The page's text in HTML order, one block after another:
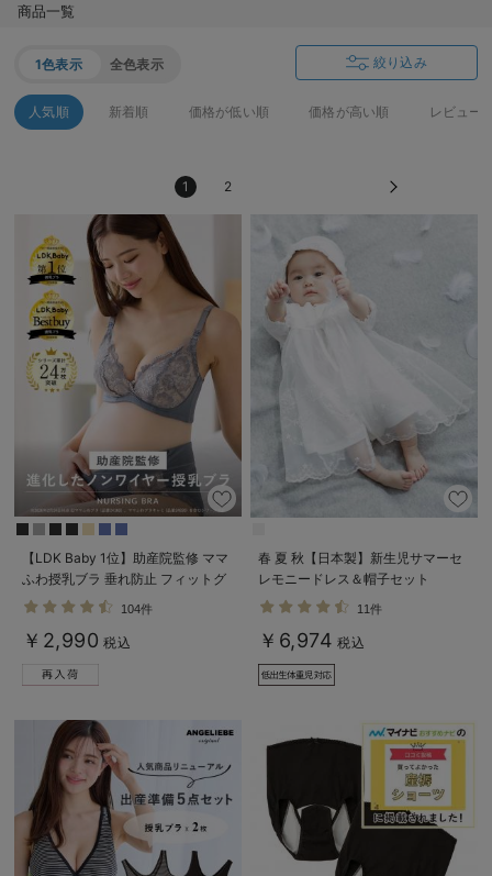
マタニティ 腹巻き
ブラトップ
親子セット
快適機能ウェア特集 トップス
快適機能ウェア特集 パジャマ
erbaviva（エルバビーバ）
安心の日本製。先輩ママが買ってよかった！本当に必要な出産準備品
ハレの日に着るANGELIEBEのセレモニー
買って正解！高評価レビューアイテム
冬に可愛いニットがお得！
親子コーデ｜ママとベビーにおすすめ！
便利な育児家電
Gift Selection 出産祝い
保育園・入園準備特集
ファルスカ
デロンギ
入院準備の持ち物チェック
かわいくておもしろ
お部屋映えアイテム
商品一覧
1色表示 全色表示 絞り込み
人気順 新着順 価格が低い順 価格が高い順 レビュー
1 2
【LDK Baby 1位】助産院監修 ママ
ふわ授乳ブラ 垂れ防止 フィットグ
ミ ノンワイヤー ｜ マタニティ・授
104件
￥2,990 税込
春 夏 秋【日本製】新生児サマーセ
レモニードレス＆帽子セット
11件
￥6,974 税込